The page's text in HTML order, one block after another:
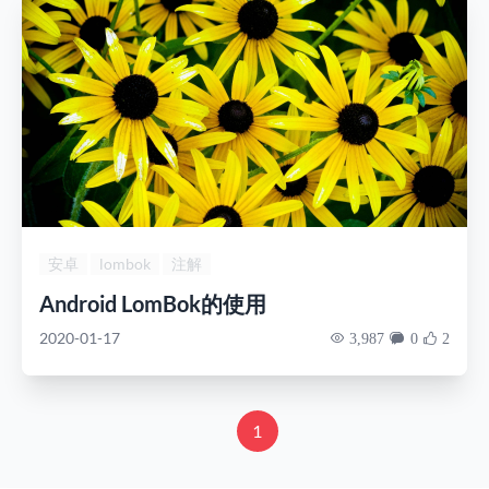
安卓 lombok 注解
Android LomBok的使用
2020-01-17 3,987 0 2
1